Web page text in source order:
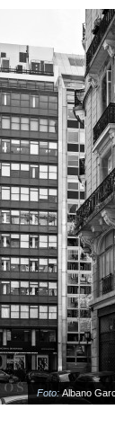
Foto:Albano Garcia